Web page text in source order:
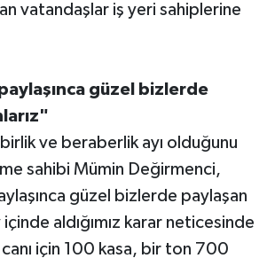
vatandaşlar iş yeri sahiplerine
güzel bizlerde
birlik ve beraberlik ayı olduğunu
sahibi Mümin Değirmenci,
güzel bizlerde paylaşan
içinde aldığımız karar neticesinde
için 100 kasa, bir ton 700